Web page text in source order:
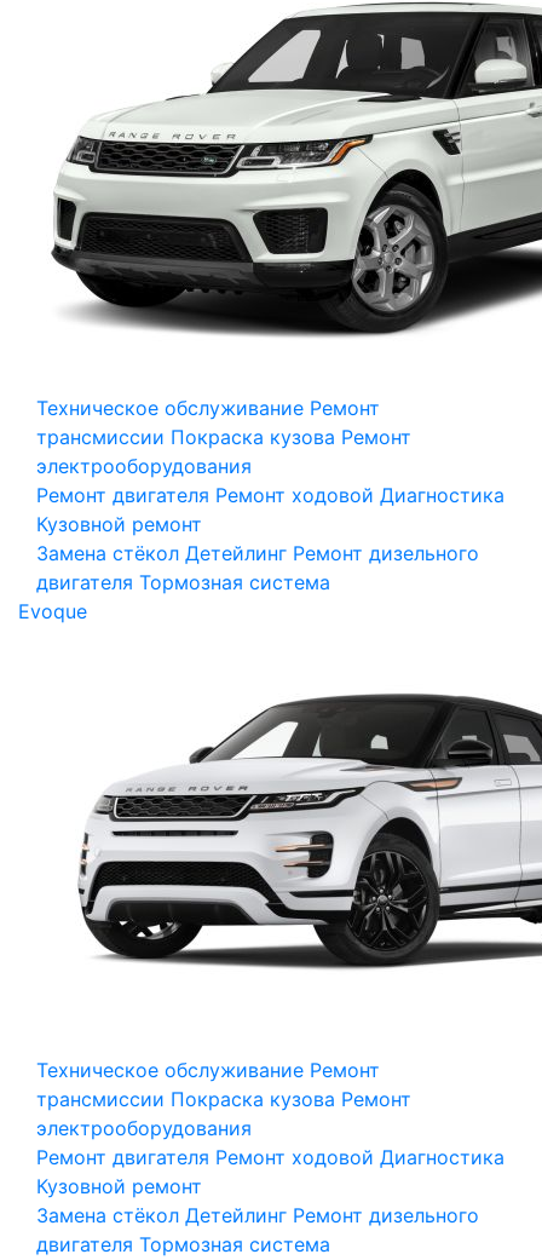
Техническое обслуживание Ремонт
трансмиссии Покраска кузова Ремонт
электрооборудования
Ремонт двигателя Ремонт ходовой Диагностика
Кузовной ремонт
Замена стёкол Детейлинг Ремонт дизельного
двигателя Тормозная система
Evoque
Техническое обслуживание Ремонт
трансмиссии Покраска кузова Ремонт
электрооборудования
Ремонт двигателя Ремонт ходовой Диагностика
Кузовной ремонт
Замена стёкол Детейлинг Ремонт дизельного
двигателя Тормозная система